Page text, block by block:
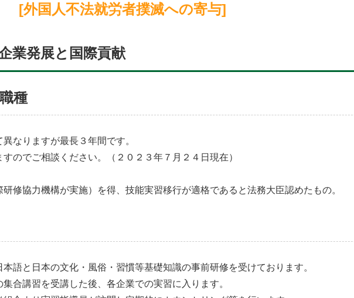
[外国人不法就労者撲滅への寄与]
業発展と国際貢献
種
なりますが最長３年間です。
のでご相談ください。（２０２３年７月２４日現在）
修協力機構が実施）を得、技能実習移行が適格であると法務大臣認めたもの。
語と日本の文化・風俗・習慣等基礎知識の事前研修を受けております。
合講習を受講した後、各企業での実習に入ります。